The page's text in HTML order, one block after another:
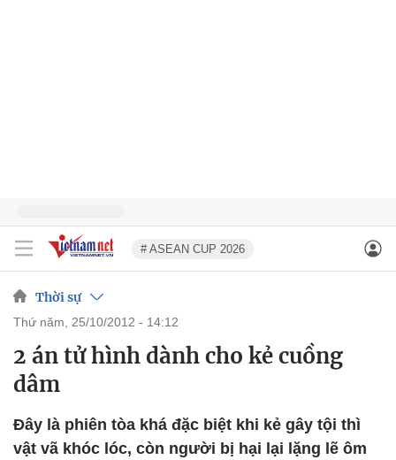
# ASEAN CUP 2026
Thời sự
thứ năm, 25/10/2012 - 14:12
2 án tử hình dành cho kẻ cuồng
dâm
Đây là phiên tòa khá đặc biệt khi kẻ gây tội thì
vật vã khóc lóc, còn người bị hại lại lặng lẽ ôm